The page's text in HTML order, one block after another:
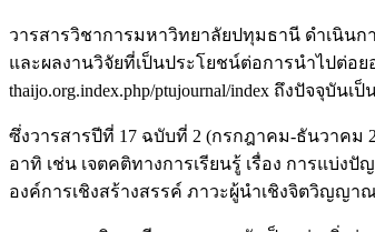
วารสารวิชาการมหาวิทยาลัยปทุมธานี ดำเนิน
และผลงานวิจัยที่เป็นประโยชน์ต่อการนำไปต่อ
thaijo.org.index.php/ptujournal/index ถึงปัจจุบั
ซึ่งวารสารปีที่ 17 ฉบับที่ 2 (กรกฎาคม-ธันวาค
อาทิ เช่น เจตคติทางการเรียนรู้ เรื่อง การแบ่
องค์การเชิงสร้างสรรค์ ภาวะผู้นำเชิงจิตวิญญ